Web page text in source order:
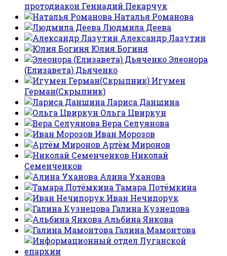
протодиакон Геннадий Пекарчук
Наталья Романова
Людмила Деева
Александр Лазутин
Юлия Богиня
Элеонора
(Елизавета) Дьяченко
Игумен
Герман(Скрыпник)
Лариса Даншина
Ольга Цвиркун
Вера Селуянова
Иван Морозов
Артём Миронов
Николай
Семенченков
Алина Уханова
Тамара Потёмкина
Иван Нечипорук
Галина Кузнецова
Альбина Янкова
Галина Мамонтова